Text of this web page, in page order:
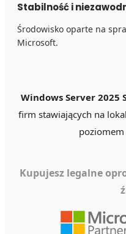
Stabilność i
Środowisko oparte na
Microsoft.
Windows Server 2025
firm stawiających na
poziomem
Kupujesz legalne